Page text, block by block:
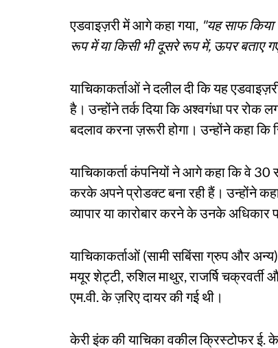
एडवाइज़री में आगे कहा गया, "यह साफ किया
रूप में या किसी भी दूसरे रूप में, ऊपर बताए
याचिकाकर्ताओं ने दलील दी कि यह
है। उन्होंने तर्क दिया कि अश्वगंधा पर रोक
बदलाव करना ज़रूरी होगा। उन्होंने कहा कि
याचिकाकर्ता कंपनियों ने आगे कहा कि वे 30
करके अपने प्रोडक्ट बना रही हैं। उन्होंने
व्यापार या कारोबार करने के उनके अधिकार
याचिकाकर्ताओं (सामी सबिंसा ग्रुप और
मयूर शेट्टी, रुशिल माथुर, राजर्षि
एम.वी. के ज़रिए दायर की गई थी।
केरी इंक की याचिका वकील क्रिस्टोफर ई.